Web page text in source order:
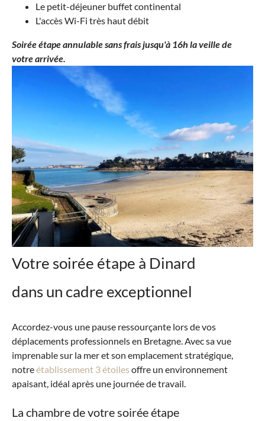
Le petit-déjeuner buffet continental
L'accès Wi-Fi très haut débit
Soirée étape annulable sans frais jusqu'à 16h la veille de
votre arrivée.
Votre soirée étape à Dinard
dans un cadre exceptionnel
Accordez-vous une pause ressourçante lors de vos
déplacements professionnels en Bretagne. Avec sa vue
imprenable sur la mer et son emplacement stratégique,
notreétablissement 3 étoiles offre un environnement
apaisant, idéal après une journée de travail.
La chambre de votre soirée étape